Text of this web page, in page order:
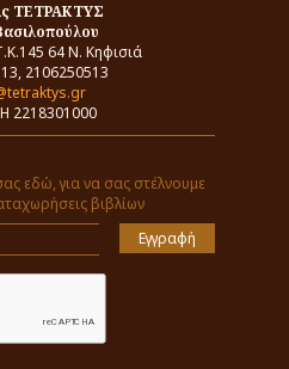
ΤΕΤΡΑΚΤΥΣ
64 Ν. Κηφισιά
2106250513
2218301000
εδώ, για να σας στέλνουμε
βιβλίων